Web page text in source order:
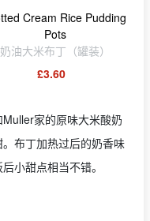
Cream Rice Pudding
Pots
奶油大米布丁（罐装）
£3.60
家的原味大米酸奶
布丁加热过后的奶香味
小甜点相当不错。